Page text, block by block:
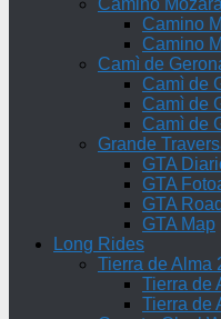
Camino
Camino
Camino
Camì de
Camì de
Camì de
Camì de
Grande
GTA
GTA
GTA
GTA Map
Long Rides
Tierra de Alma
Tierra de
Tierra de